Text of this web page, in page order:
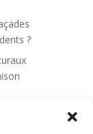
?